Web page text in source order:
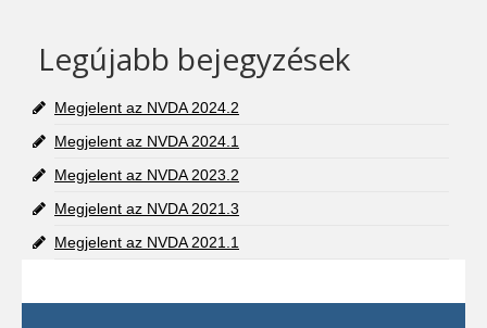
Legújabb bejegyzések
Megjelent az NVDA 2024.2
Megjelent az NVDA 2024.1
Megjelent az NVDA 2023.2
Megjelent az NVDA 2021.3
Megjelent az NVDA 2021.1